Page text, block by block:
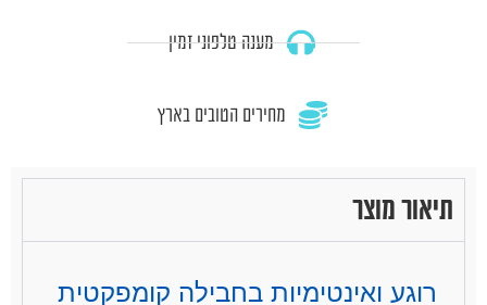
מענה טלפוני זמין
מחירים הטובים בארץ
תיאור מוצר
רוגע ואינטימיות בחבילה קומפקטית